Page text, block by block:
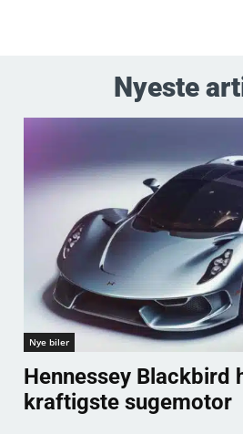
Nyeste
Nye biler
Hennessey Blackbird
kraftigste sugemotor